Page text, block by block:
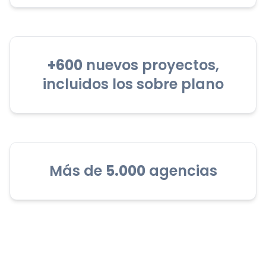
+600 nuevos proyectos,
incluidos los sobre plano
Más de 5.000 agencias